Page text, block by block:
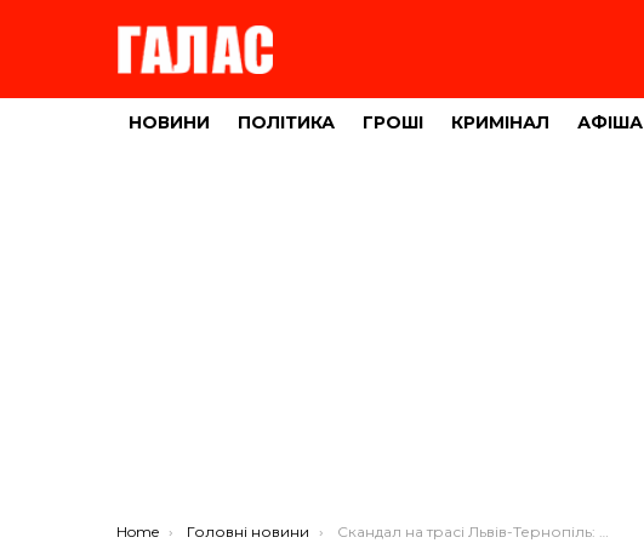
НОВИНИ ПОЛІТИКА ГРОШІ КРИМІНАЛ АФІША
You are here:
Home Головні новини Скандал на трасі Львів-Тернопіль: пасажири перекрили дорогу, бо працівники ТЦК затримали водія